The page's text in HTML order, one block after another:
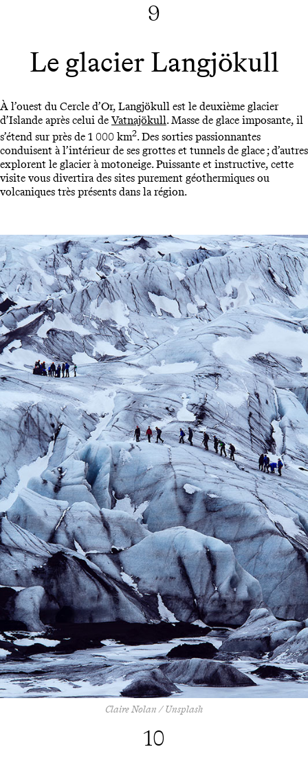
9
Le glacier Langjökull
À l’ouest du Cercle d’Or, Langjökull est le deuxième glacier
d’Islande après celui de Vatnajökull. Masse de glace imposante, il
s’étend sur près de 1 000 km2. Des sorties passionnantes
conduisent à l’intérieur de ses grottes et tunnels de glace ; d’autres
explorent le glacier à motoneige. Puissante et instructive, cette
visite vous divertira des sites purement géothermiques ou
volcaniques très présents dans la région.
Claire Nolan / Unsplash
10